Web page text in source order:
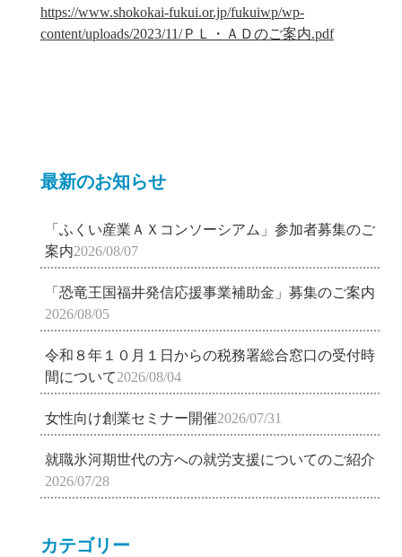
https://www.shokokai-fukui.or.jp/fukuiwp/wp-
content/uploads/2023/11/ＰＬ・ＡＤのご案内.pdf
最新のお知らせ
「ふくい産業ＡＸコンソーシアム」参加者募集のご
案内2026/08/07
「恐竜王国福井発信応援事業補助金」募集のご案内
2026/08/05
令和８年１０月１日からの税務署総合窓口の受付時
間について2026/08/04
女性向け創業セミナー開催2026/07/31
就職氷河期世代の方への就労支援についてのご紹介
2026/07/28
カテゴリー